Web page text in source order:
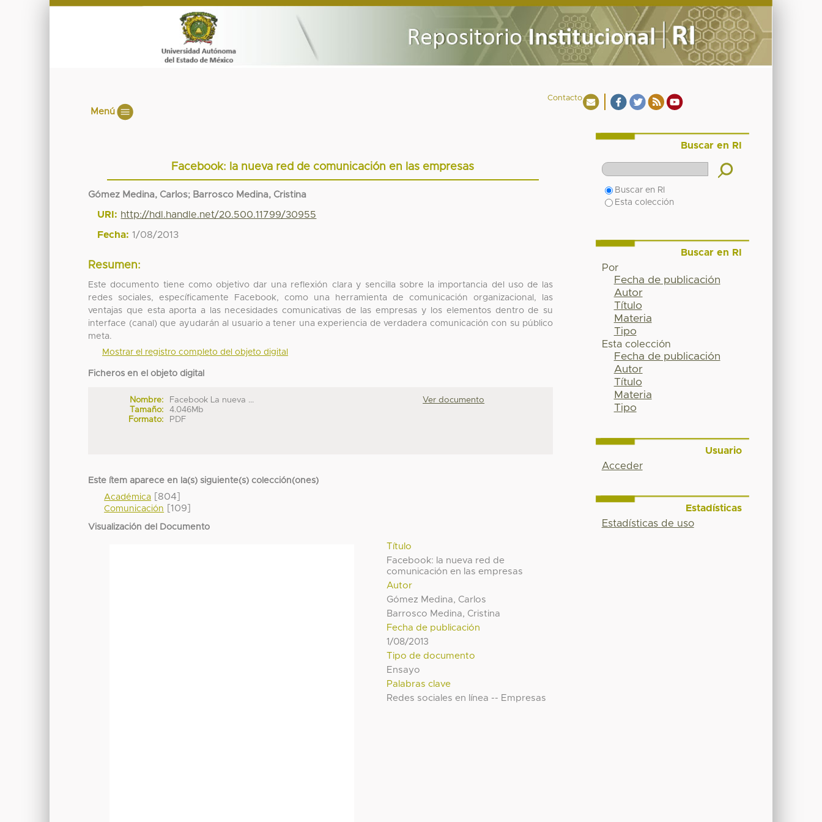
Contacto
Menú
Facebook: la nueva red de comunicación en las empresas
Gómez Medina, Carlos; Barrosco Medina, Cristina
URI: http://hdl.handle.net/20.500.11799/30955
Fecha: 1/08/2013
Resumen:
Este documento tiene como objetivo dar una reflexión clara y sencilla sobre la importancia del uso de las
redes sociales, específicamente Facebook, como una herramienta de comunicación organizacional, las
ventajas que esta aporta a las necesidades comunicativas de las empresas y los elementos dentro de su
interface (canal) que ayudarán al usuario a tener una experiencia de verdadera comunicación con su público
meta.
Mostrar el registro completo del objeto digital
Ficheros en el objeto digital
Nombre:
Facebook La nueva ...
Tamaño:
4.046Mb
Formato:
PDF
Ver documento
Este ítem aparece en la(s) siguiente(s) colección(ones)
Académica [804]
Comunicación [109]
Visualización del Documento
Título
Facebook: la nueva red de
comunicación en las empresas
Autor
Gómez Medina, Carlos
Barrosco Medina, Cristina
Fecha de publicación
1/08/2013
Tipo de documento
Ensayo
Palabras clave
Redes sociales en línea -- Empresas
Buscar en RI
Buscar en RI
Esta colección
Buscar en RI
Por
Fecha de publicación
Autor
Título
Materia
Tipo
Esta colección
Fecha de publicación
Autor
Título
Materia
Tipo
Usuario
Acceder
Estadísticas
Estadísticas de uso